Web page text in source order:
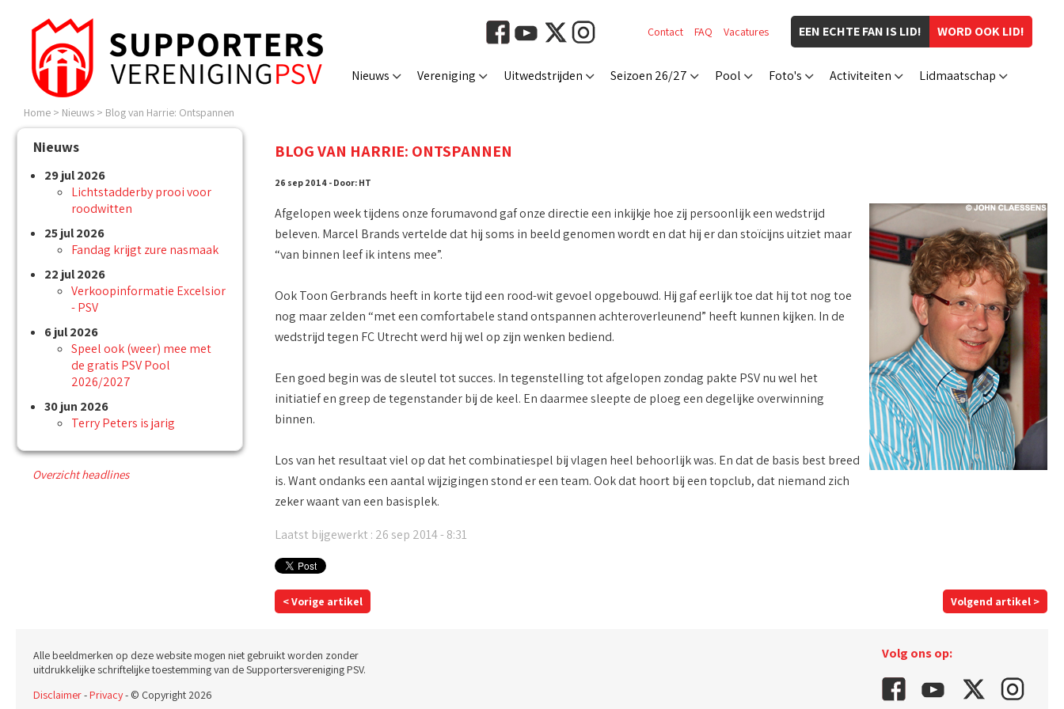
WORD OOK LID!
EEN ECHTE FAN IS LID!
Contact FAQ Vacatures
Nieuws Vereniging Uitwedstrijden Seizoen 26/27 Pool Foto's Activiteiten Lidmaatschap
Home > Nieuws > Blog van Harrie: Ontspannen
Nieuws
29 jul 2026
Lichtstadderby prooi voor
roodwitten
25 jul 2026
Fandag krijgt zure nasmaak
22 jul 2026
Verkoopinformatie Excelsior
- PSV
6 jul 2026
Speel ook (weer) mee met
de gratis PSV Pool
2026/2027
30 jun 2026
Terry Peters is jarig
Overzicht headlines
BLOG VAN HARRIE: ONTSPANNEN
26 sep 2014 - Door: HT
Afgelopen week tijdens onze forumavond gaf onze directie een inkijkje hoe zij persoonlijk een wedstrijd
beleven. Marcel Brands vertelde dat hij soms in beeld genomen wordt en dat hij er dan stoïcijns uitziet maar
“van binnen leef ik intens mee”.
Ook Toon Gerbrands heeft in korte tijd een rood-wit gevoel opgebouwd. Hij gaf eerlijk toe dat hij tot nog toe
nog maar zelden “met een comfortabele stand ontspannen achteroverleunend” heeft kunnen kijken. In de
wedstrijd tegen FC Utrecht werd hij wel op zijn wenken bediend.
Een goed begin was de sleutel tot succes. In tegenstelling tot afgelopen zondag pakte PSV nu wel het
initiatief en greep de tegenstander bij de keel. En daarmee sleepte de ploeg een degelijke overwinning
binnen.
Los van het resultaat viel op dat het combinatiespel bij vlagen heel behoorlijk was. En dat de basis best breed
is. Want ondanks een aantal wijzigingen stond er een team. Ook dat hoort bij een topclub, dat niemand zich
zeker waant van een basisplek.
Laatst bijgewerkt : 26 sep 2014 - 8:31
< Vorige artikel Volgend artikel >
Volg ons op:
Alle beeldmerken op deze website mogen niet gebruikt worden zonder
uitdrukkelijke schriftelijke toestemming van de Supportersvereniging PSV.
Disclaimer-Privacy- © Copyright 2026